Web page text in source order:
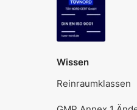
Wissen
Reinraumklassen